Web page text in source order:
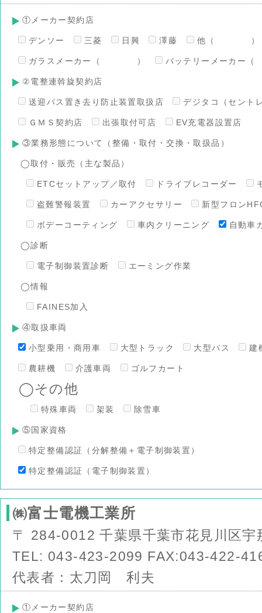
①メーカー契約店
デンソー 三菱 日興 澤藤 他（ ）
ガラスメーカー（ ） バッテリーメー
②電整連斡旋契約店
送迎バス置き去り防止装置取扱店 デジタコ（セント
ＧＭＳ契約店 出張取付可店 EV充電器設置店
③業務形態について（整備・取付・交換・取扱品）
◯取付・販売（主な製品）
ETCセットアップ／取付 ドライブレコーダー
盗難警報装置 カーアクセサリー 新型フロン
ボデーコーティング 車内クリーニング 自動車
◯診断
電子制御装置診断 エーミング作業
◯情報
FAINES加入
④取扱車両
小型乗用・商用車 大型トラック 大型バス 建
農耕機 介護車両 ゴルフカート
◯その他
特殊車両 架装 除雪車
⑤国家資格
特定整備認証（分解整備＋電子制御装置）
特定整備認証（電子制御装置）
㈱富士電機工業所
〒 284-0012 千葉県千葉市花見川区
TEL: 043-423-2099 FAX:043-422-
代表者：太刀岡 利夫
①メーカー契約店